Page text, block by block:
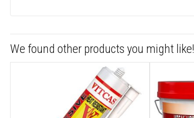
fuego
CintasWe found other products you might like!